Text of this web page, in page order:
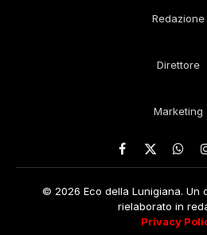
Redazione
Direttore
Marketing
Facebook
X
© 2026 Eco della Lunigiana. Un
rielaborato in
Privacy